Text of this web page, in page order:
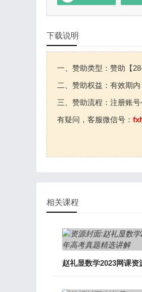
下载说明
一、赞助类型：赞助【
二、赞助权益：有效期
三、赞助流程：注册账
有疑问，客服微信号：
相关课程